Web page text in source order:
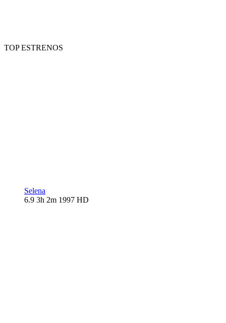
TOP ESTRENOS
Selena
6.9 3h 2m 1997 HD